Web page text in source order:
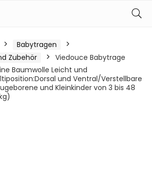
Babytragen
Zubehör
Viedouce Babytrage
Baumwolle Leicht und
und Ventral/Verstellbare
und Kleinkinder von 3 bis 48